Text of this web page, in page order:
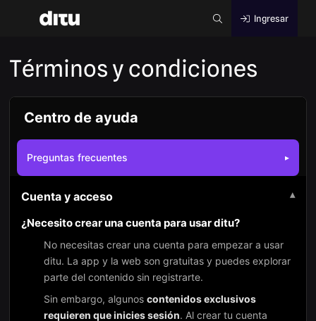
Ingresar
Términos y condiciones
Centro de ayuda
Preguntas frecuentes ▸
Cuenta y acceso ▾
¿Necesito crear una cuenta para usar ditu?
No necesitas crear una cuenta para empezar a usar
ditu. La app y la web son gratuitas y puedes explorar
parte del contenido sin registrarte.
Sin embargo, algunos contenidos exclusivos
requieren que inicies sesión. Al crear tu cuenta